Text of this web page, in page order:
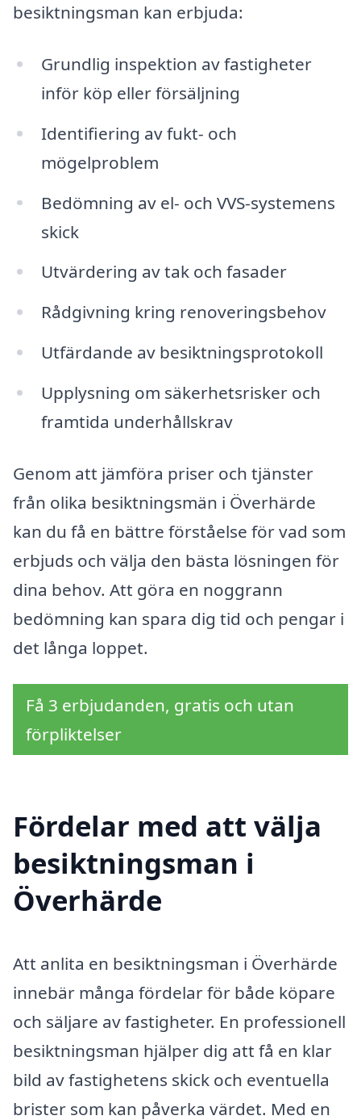
besiktningsman kan erbjuda:
Grundlig inspektion av fastigheter
inför köp eller försäljning
Identifiering av fukt- och
mögelproblem
Bedömning av el- och VVS-systemens
skick
Utvärdering av tak och fasader
Rådgivning kring renoveringsbehov
Utfärdande av besiktningsprotokoll
Upplysning om säkerhetsrisker och
framtida underhållskrav
Genom att jämföra priser och tjänster
från olika besiktningsmän i Överhärde
kan du få en bättre förståelse för vad som
erbjuds och välja den bästa lösningen för
dina behov. Att göra en noggrann
bedömning kan spara dig tid och pengar i
det långa loppet.
Få 3 erbjudanden, gratis och utan
förpliktelser
Fördelar med att välja
besiktningsman i
Överhärde
Att anlita en besiktningsman i Överhärde
innebär många fördelar för både köpare
och säljare av fastigheter. En professionell
besiktningsman hjälper dig att få en klar
bild av fastighetens skick och eventuella
brister som kan påverka värdet. Med en